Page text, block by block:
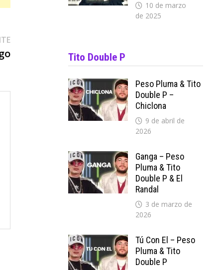
Entrada
siguiente:
10 de marzo
de 2025
Tito Double P
Peso Pluma & Tito
Double P –
Chiclona
9 de abril de
2026
Ganga – Peso
Pluma & Tito
Double P & El
Randal
3 de marzo de
2026
Tú Con El – Peso
Pluma & Tito
Double P